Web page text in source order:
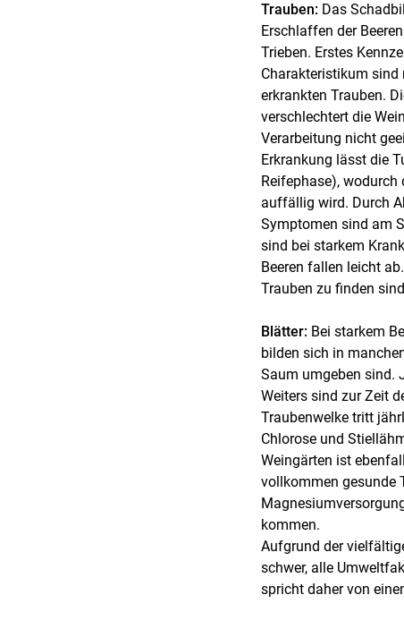
Trauben: Das
Erschlaffen der
Trieben. Erstes
Charakteristikum sind
erkrankten Trauben.
verschlechtert die
Verarbeitung nicht
Erkrankung lässt die
Reifephase),
auffällig wird. Durch
Symptomen sind am
sind bei starkem
Beeren fallen leicht
Trauben zu finden
Blätter: Bei starkem
bilden sich in
Saum umgeben sind.
Weiters sind zur Zeit
Traubenwelke tritt
Chlorose und
Weingärten ist
vollkommen gesunde
kommen.
Aufgrund der
schwer, alle
spricht daher von